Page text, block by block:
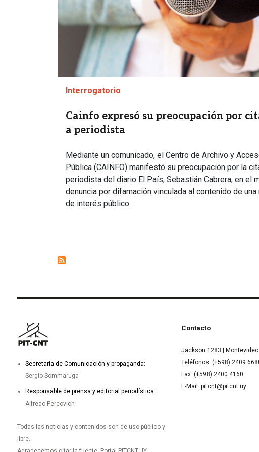
Interrogatorio
Cainfo expresó su preocupación por
a periodista
Mediante un comunicado, el Centro de Archivo y
Pública (CAINFO) manifestó su preocupación por la
periodista del diario El País, Sebastián Cabrera, en el
denuncia por difamación vinculada al contenido de
de interés público.
Secretaría de Comunicación y propaganda:
Sergio Sommaruga
Responsable de prensa y editorial periodística:
Alfredo Percovich
Todas las noticias y contenidos son de uso público y
libre.
Contacto
Jackson 1283 | Montevideo
Teléfonos: (+598) 2409
Fax: (+598) 2400 4160
E-Mail: pitcnt@pitcnt.uy